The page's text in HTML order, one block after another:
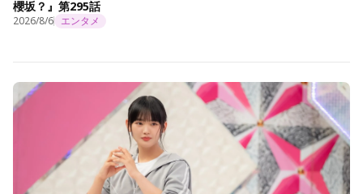
櫻坂？』第295話
2026/8/6 エンタメ